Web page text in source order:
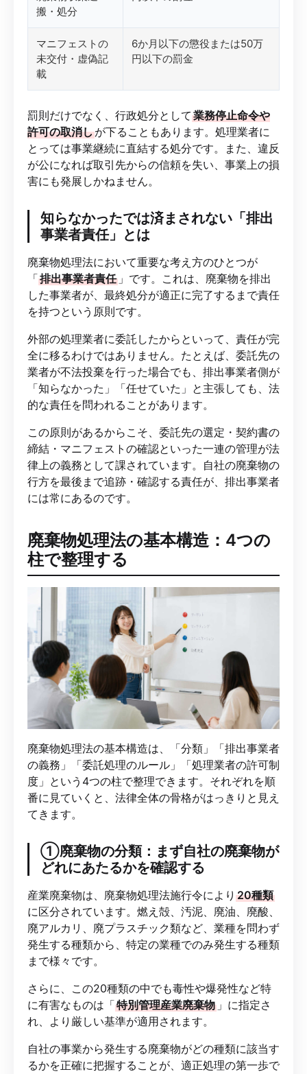
搬・処分
マニフェストの
未交付・虚偽記
載
6か月以下の懲役または50万
円以下の罰金
罰則だけでなく、行政処分として 業務停止命令や
許可の取消しが下ることもあります。処理業者に
とっては事業継続に直結する処分です。また、違反
が公になれば取引先からの信頼を失い、事業上の損
害にも発展しかねません。
知らなかったでは済まされない「排出
事業者責任」とは
廃棄物処理法において重要な考え方のひとつが
「排出事業者責任 」です。これは、廃棄物を排出
した事業者が、最終処分が適正に完了するまで責任
を持つという原則です。
外部の処理業者に委託したからといって、責任が完
全に移るわけではありません。たとえば、委託先の
業者が不法投棄を行った場合でも、排出事業者側が
「知らなかった」「任せていた」と主張しても、法
的な責任を問われることがあります。
この原則があるからこそ、委託先の選定・契約書の
締結・マニフェストの確認といった一連の管理が法
律上の義務として課されています。自社の廃棄物の
行方を最後まで追跡・確認する責任が、排出事業者
には常にあるのです。
廃棄物処理法の基本構造：4つの
柱で整理する
廃棄物処理法の基本構造は、「分類」「排出事業者
の義務」「委託処理のルール」「処理業者の許可制
度」という4つの柱で整理できます。それぞれを順
番に見ていくと、法律全体の骨格がはっきりと見え
てきます。
①廃棄物の分類：まず自社の廃棄物が
どれにあたるかを確認する
産業廃棄物は、廃棄物処理法施行令により 20種類
に区分されています。燃え殻、汚泥、廃油、廃酸、
廃アルカリ、廃プラスチック類など、業種を問わず
発生する種類から、特定の業種でのみ発生する種類
まで様々です。
さらに、この20種類の中でも毒性や爆発性など特
に有害なものは「特別管理産業廃棄物 」に指定さ
れ、より厳しい基準が適用されます。
自社の事業から発生する廃棄物がどの種類に該当す
るかを正確に把握することが、適正処理の第一歩で